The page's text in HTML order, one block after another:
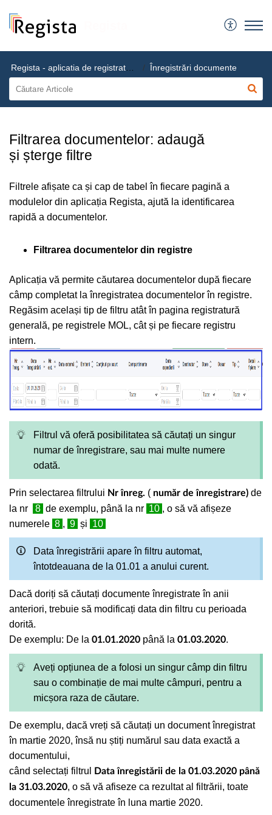
Înregistrări documente
Filtrarea documentelor: adaugă
și șterge filtre
Filtrele afișate ca și cap de tabel în fiecare pagină a
modulelor din aplicația Regista, ajută la identificarea
rapidă a documentelor.
Filtrarea documentelor din registre
Aplicația vă permite căutarea documentelor după fiecare
câmp completat la înregistratea documentelor în registre.
Regăsim același tip de filtru atât în pagina registratură
generală, pe registrele MOL, cât și pe fiecare registru
intern.
Filtrul vă oferă posibilitatea să căutați un singur
numar de înregistrare, sau mai multe numere
odată.
Prin selectarea filtrului Nr înreg. ( număr de înregistrare) de
la nr
8 de exemplu, până la nr 10 , o să vă afișeze
numerele 8 , 9 și 10
Data înregistrării apare în filtru automat,
întotdeauana de la 01.01 a anului curent.
Dacă doriți să căutați documente înregistrate în anii
anteriori, trebuie să modificați data din filtru cu perioada
dorită.
De exemplu: De la 01.01.2020 până la 01.03.2020.
Aveți opțiunea de a folosi un singur câmp din filtru
sau o combinație de mai multe câmpuri, pentru a
micșora raza de căutare.
De exemplu, dacă vreți să căutați un document înregistrat
în martie 2020, însă nu știți numărul sau data exactă a
documentului,
când selectați filtrul
Data înregistării de la 01.03.2020 până
la 31.03.2020, o să vă afiseze ca rezultat al filtrării, toate
documentele înregistrate în luna martie 2020.